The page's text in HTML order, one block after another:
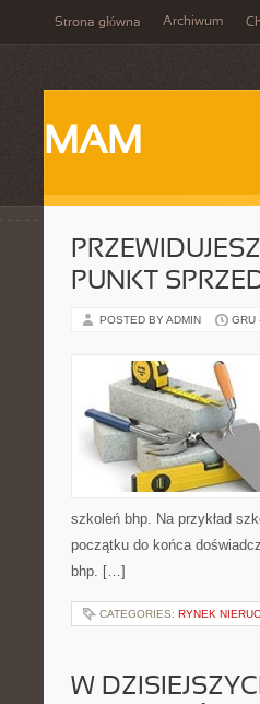
Strona główna Archiwum
MAM
PUNKT
POSTED BY ADMIN GRU
szkoleń bhp. Na przykład
początku do końca
bhp. […]
CATEGORIES: RYNEK
W